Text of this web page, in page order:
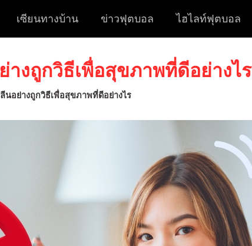
เซียนทางบ้าน ข่าวฟุตบอล ไฮไลท์ฟุตบอล
งถูกวิธีเพื่อสุขภาพที่ดีอย่างไร
อย่างถูกวิธีเพื่อสุขภาพที่ดีอย่างไร